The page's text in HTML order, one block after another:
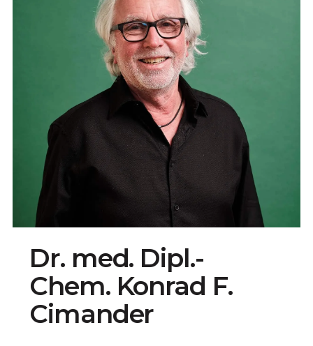
Dr. med. Dipl.-
Chem. Konrad F.
Cimander